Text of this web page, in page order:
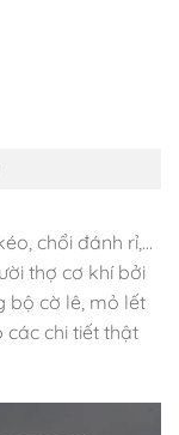
chổi đánh rỉ,…
thợ cơ khí bởi
bộ cờ lê, mỏ lết
các chi tiết thật